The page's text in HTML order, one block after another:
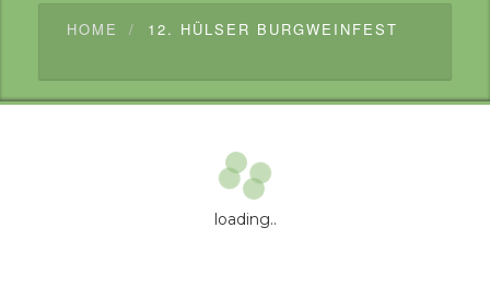
HOME 12. HÜLSER BURGWEINFEST
loading..